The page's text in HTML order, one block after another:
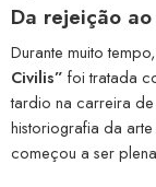
Da rejeição
Durante muito tempo,
Civilis” foi tratada
tardio na carreira
historiografia da
começou a ser